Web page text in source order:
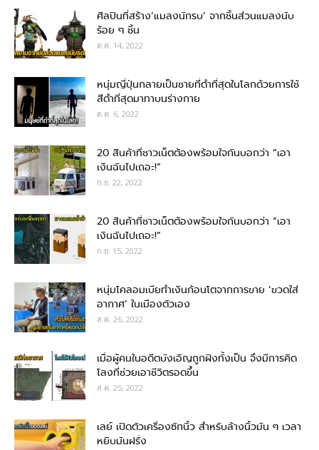
ศิลปินที่สร้าง’แมลงนักรบ’ จากชิ้นส่วนแมลงนับ
ร้อย ๆ ชิ้น
ต.ค. 14, 2022
หนุ่มญี่ปุ่นกลายเป็นชายที่ดำที่สุดในโลกด้วยการใช้
สีดำที่สุดมาทาบนร่างกาย
ต.ค. 6, 2022
20 สินค้าที่ชาวเน็ตต้องพร้อมใจกันบอกว่า “เอา
เงินฉันไปเถอะ!”
ก.ย. 22, 2022
20 สินค้าที่ชาวเน็ตต้องพร้อมใจกันบอกว่า “เอา
เงินฉันไปเถอะ!”
ก.ย. 15, 2022
หนุ่มโคลอมเบียทำเงินก้อนโตจากการขาย ‘ขวดใส่
อากาศ’ ในเมืองตัวเอง
ส.ค. 26, 2022
เมื่อผู้คนในอดีตบังเอิญถูกฝังทั้งเป็น จึงมีการคิด
โลงที่ช่วยเอาชีวิตรอดขึ้น
ส.ค. 25, 2022
เลย์ เปิดตัวเครื่องซักนิ้ว สำหรับล้างนิ้วมัน ๆ เวลา
หยิบมันฝรั่ง